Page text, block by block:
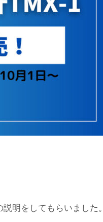
明をしてもらいました。